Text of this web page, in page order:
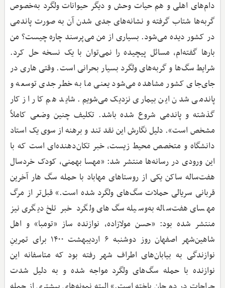
دام‌های اهلی و هم حیات وحش و دیگر حیوانات ولگرد به‌خصوص
گربه‌ها شتاب گرفته و نشانه‌های جدی شدن آن به صورت پاندمی
در کشور دیده می‌شود. بسیاری از من می‌پرسند چاره چیست؟ من
بارها گفته‌ام، مسائل پیچیده را نمی‌توان با یک نسخه حل کرد.
شرایط سگ‌ها و گربه‌های ولگرد بسیار بحرانی است. وقتی هاری در
جای‌جای کشور مشاهده می‌شود یعنی ما به خطر جدی توسعه و
پاندمی شدن این بیماری نزدیک می‌شویم. شاید هم کار از کار
گذشته و پاندمی شروع شده باشد. تکلیف چنین وضعی کاملاً
مشخص است». دلیل نگارش این نقد تند و برهنه از سوی یک استاد
دانشگاه و متخصص محیط‌ زیست، خبر تکان‌دهنده‌ای است که با
این ورودی در رسانه‌ها منتشر شد: «مهسا بهمنی، کودک خردسال
هفت‌ساله ساکن یکی از روستاهای مهاباد با حمله سگ هار آخرین
قربانی سریالی حملات سگ‌های ولگرد شده است.» قبل‌تر از مرگ
مهسای هفت‌ساله به‌وسیله سگ‌های ولگرد خبر تلخ دیگری نیز
منتشر شده بود: «حسن مولازاده، نوازنده ساز «تومبا» و اهل
شاهین‌شهر اصفهان روز دوشنبه ۶ اردیبهشت ۱۴۰۰ برای تمرینِ
نوازندگی به بیابان‌های اطراف شهر رفته بود که متاسفانه این
نوازنده با حمله سگ‌های ولگرد مواجه شده و به دلیل شدت